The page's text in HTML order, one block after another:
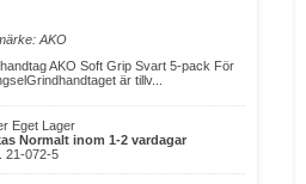
AKO
AKO Soft Grip Svart 5-pack För
är tillv...
Eget Lager
Normalt inom 1-2 vardagar
21-072-5